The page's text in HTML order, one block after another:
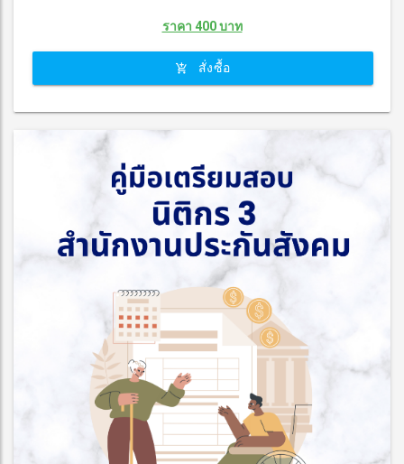
ราคา 400 บาท
สั่งซื้อ